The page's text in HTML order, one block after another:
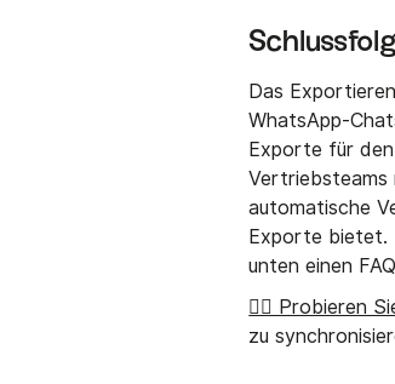
Das
WhatsApp-
Exporte für
automatische
Exporte bietet.
unten einen
👉🏼 Probieren
zu